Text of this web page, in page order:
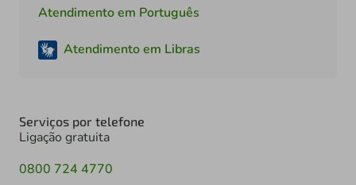
Atendimento em Português
Atendimento em Libras
Serviços por telefone
Ligação gratuita
0800 724 4770